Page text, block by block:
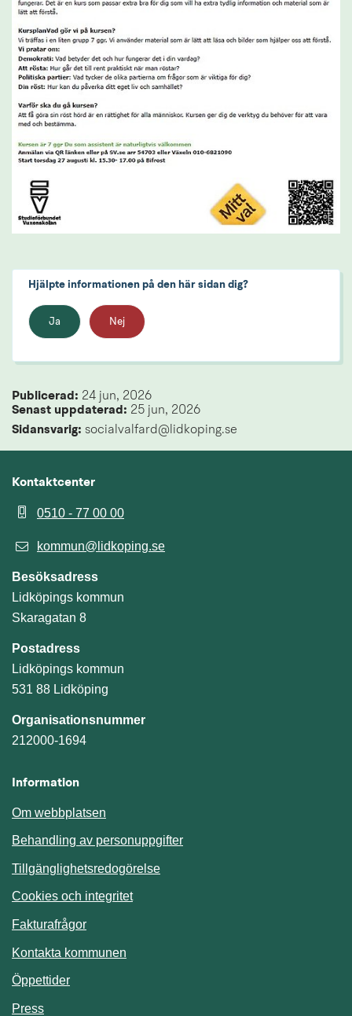
Hjälpte informationen på den här sidan dig?
Ja Nej
Publicerad: 24 jun, 2026
Senast uppdaterad: 25 jun, 2026
Sidansvarig: socialvalfard@lidkoping.se
Kontaktcenter
0510 - 77 00 00
kommun@lidkoping.se
Besöksadress
Lidköpings kommun
Skaragatan 8
Postadress
Lidköpings kommun
531 88 Lidköping
Organisationsnummer
212000-1694
Information
Om webbplatsen
Behandling av personuppgifter
Tillgänglighetsredogörelse
Cookies och integritet
Fakturafrågor
Kontakta kommunen
Öppettider
Press